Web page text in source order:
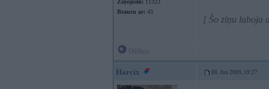
Ziņojumi: 11323
Braucu ar: 43
[ Šo ziņu laboja
Harcix 08. Jun 2009, 19:27